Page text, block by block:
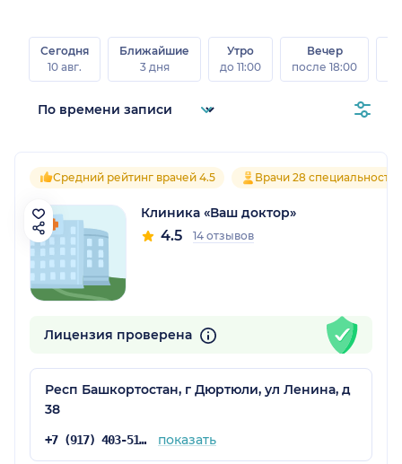
Сегодня
10 авг.
Ближайшие
3 дня
Утро
до 11:00
Вечер
после 18:00
Средний рейтинг врачей 4.5 Врачи 28
Клиника «Ваш доктор»
4.5 14 отзывов
Лицензия проверена
Респ Башкортостан, г Дюртюли, ул Ленина, д
38
+7 (917) 403-51-02 показать